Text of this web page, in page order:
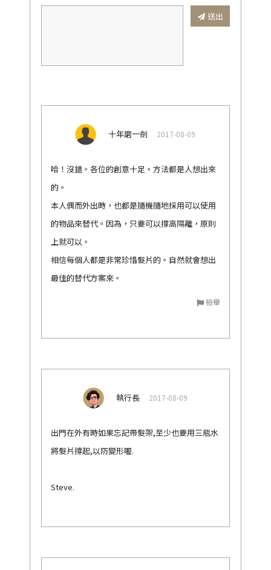
送出
十年磨一劍 2017-08-09
哈！沒錯。各位的創意十足。方法都是人想出來
的。
本人偶而外出時，也都是隨機隨地採用可以使用
的物品來替代。因為，只要可以撐高隔離，原則
上就可以。
相信每個人都是非常珍惜髮片的。自然就會想出
最佳的替代方案來。
檢舉
執行長 2017-08-09
出門在外有時如果忘記帶髮架,至少也要用三瓶水
將髮片撐起,以防變形喔.
Steve.